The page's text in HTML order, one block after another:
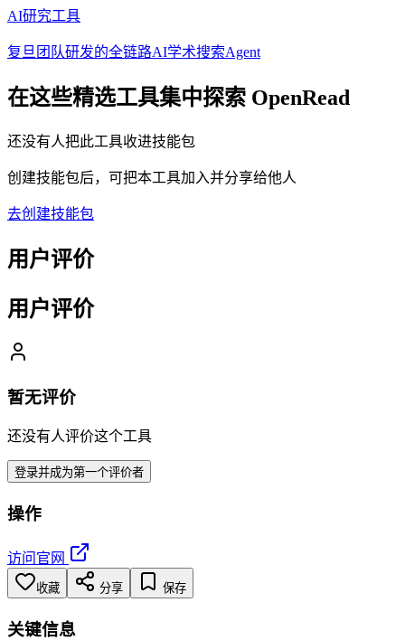
AI研究工具
复旦团队研发的全链路AI学术搜索Agent
在这些精选工具集中探索 OpenRead
还没有人把此工具收进技能包
创建技能包后，可把本工具加入并分享给他人
去创建技能包
用户评价
用户评价
暂无评价
还没有人评价这个工具
登录并成为第一个评价者
操作
访问官网
收藏 分享 保存
关键信息